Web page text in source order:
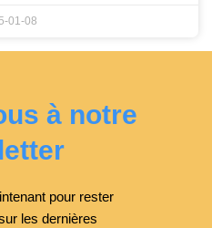
01-08
à notre
pour rester
les dernières